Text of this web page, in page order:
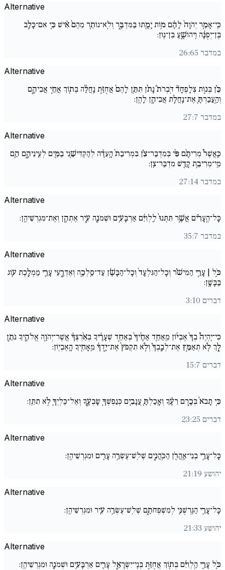
Alternative
כִּֽי־אָמַ֤ר יְהֹוָה֙ לָהֶ֔ם מ֥וֹת יָמֻ֖תוּ בַּמִּדְבָּ֑ר וְלֹֽא־נוֹתַ֤ר מֵהֶם֙ אִ֔ישׁ כִּ֚י אִם־כָּלֵ֣ב
בֶּן־יְפֻנֶּ֔ה וִֽיהוֹשֻׁ֖עַ בִּן־נֽוּן:
במדבר 26:65
Alternative
כֵּ֗ן בְּנ֣וֹת צְלָפְחָד֘ דֹּֽבְרֹת֒ נָתֹ֨ן תִּתֵּ֤ן לָהֶם֙ אֲחֻזַּ֣ת נַֽחֲלָ֔ה בְּת֖וֹךְ אֲחֵ֣י אֲבִיהֶ֑ם
וְהַֽעֲבַרְתָּ֛ אֶת־נַֽחֲלַ֥ת אֲבִיהֶ֖ן לָהֶֽן:
במדבר 27:7
Alternative
כַּֽאֲשֶׁר֩ מְרִיתֶ֨ם פִּ֜י בְּמִדְבַּר־צִ֗ן בִּמְרִיבַת֙ הָֽעֵדָ֔ה לְהַקְדִּישֵׁ֥נִי בַמַּ֖יִם לְעֵֽינֵיהֶ֑ם הֵ֛ם
מֵֽי־מְרִיבַ֥ת קָדֵ֖שׁ מִדְבַּר־צִֽן:
במדבר 27:14
Alternative
כָּל־הֶֽעָרִ֗ים אֲשֶׁ֤ר תִּתְּנוּ֙ לַֽלְוִיִּ֔ם אַרְבָּעִ֥ים וּשְׁמֹנֶ֖ה עִ֑יר אֶתְהֶ֖ן וְאֶת־מִגְרְשֵׁיהֶֽן:
במדבר 35:7
Alternative
כֹּ֣ל | עָרֵ֣י הַמִּישֹׁ֗ר וְכָל־הַגִּלְעָד֙ וְכָל־הַבָּשָׁ֔ן עַד־סַֽלְכָ֖ה וְאֶדְרֶ֑עִי עָרֵ֛י מַמְלֶ֥כֶת ע֖וֹג
בַּבָּשָֽׁן:
דברים 3:10
Alternative
כִּי־יִֽהְיֶה֩ בְךָ֨ אֶבְי֜וֹן מֵֽאַחַ֤ד אַחֶ֨יךָ֙ בְּאַחַ֣ד שְׁעָרֶ֔יךָ בְּאַ֨רְצְךָ֔ אֲשֶׁר־יְהֹוָ֥ה אֱלֹהֶ֖יךָ נֹתֵ֣ן
לָ֑ךְ לֹ֧א תְאַמֵּ֣ץ אֶת־לְבָֽבְךָ֗ וְלֹ֤א תִקְפֹּץ֙ אֶת־יָ֣דְךָ֔ מֵֽאָחִ֖יךָ הָֽאֶבְיֽוֹן:
דברים 15:7
Alternative
כִּ֤י תָבֹא֙ בְּכֶ֣רֶם רֵעֶ֔ךָ וְאָֽכַלְתָּ֧ עֲנָבִ֛ים כְּנַפְשְׁךָ֖ שָׂבְעֶ֑ךָ וְאֶל־כֶּלְיְךָ֖ לֹ֥א תִתֵּֽן:
דברים 23:25
Alternative
כָּל־עָרֵ֥י בְנֵי־אַֽהֲרֹ֖ן הַכֹּֽהֲנִ֑ים שְׁלֽשׁ־עֶשְׂרֵ֥ה עָרִ֖ים וּמִגְרְשֵׁיהֶֽן:
יהושע 21:19
Alternative
כָּל־עָרֵ֥י הַגֵּֽרְשֻׁנִּ֖י לְמִשְׁפְּחֹתָ֑ם שְׁלֽשׁ־עֶשְׂרֵ֥ה עִ֖יר וּמִגְרְשֵׁיהֶֽן:
יהושע 21:33
Alternative
כֹּ֚ל עָרֵ֣י הַֽלְוִיִּ֔ם בְּת֖וֹךְ אֲחֻזַּ֣ת בְּנֵֽי־יִשְׂרָאֵ֑ל עָרִ֛ים אַרְבָּעִ֥ים וּשְׁמֹנֶ֖ה וּמִגְרְשֵׁיהֶֽן: